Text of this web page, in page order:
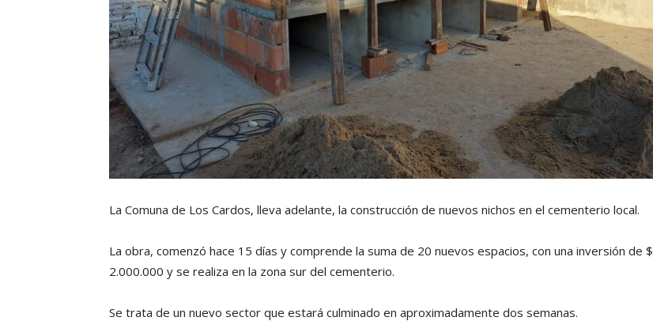
La Comuna de Los Cardos, lleva adelante, la construcción de nuevos nichos en el cementerio local.
La obra, comenzó hace 15 días y comprende la suma de 20 nuevos espacios, con una inversión de $
2.000.000 y se realiza en la zona sur del cementerio.
Se trata de un nuevo sector que estará culminado en aproximadamente dos semanas.